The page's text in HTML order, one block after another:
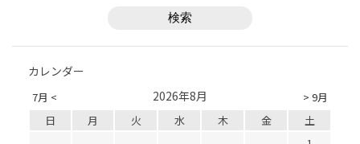
カレンダー
7月 < > 9月
2026年8月
日 月 火 水 木 金
土